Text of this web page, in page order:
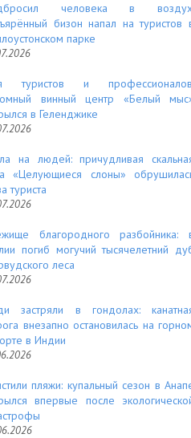
человека в
бизон напал на туристов
парке
туристов и
винный центр «Белый
в Геленджике
на людей: причудливая
«Целующиеся слоны»
туриста
благородного разбойника:
погиб могучий тысячелетний
леса
застряли в гондолах:
внезапно остановилась на
в Индии
пляжи: купальный сезон в
впервые после